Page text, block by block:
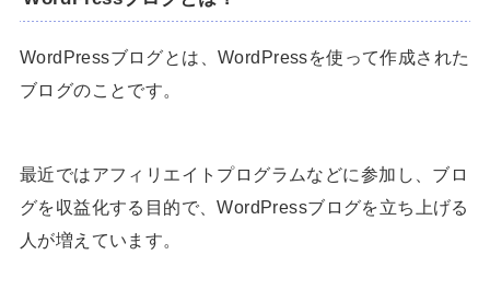
WordPressブログとは、WordPressを使って作成された
ブログのことです。
最近ではアフィリエイトプログラムなどに参加し、ブロ
グを収益化する目的で、WordPressブログを立ち上げる
人が増えています。